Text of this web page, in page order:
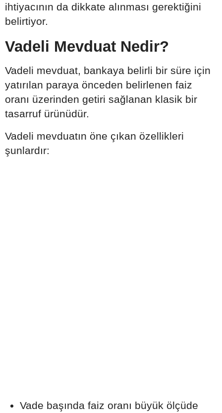
ihtiyacının da dikkate alınması gerektiğini
belirtiyor.
Vadeli Mevduat Nedir?
Vadeli mevduat, bankaya belirli bir süre için
yatırılan paraya önceden belirlenen faiz
oranı üzerinden getiri sağlanan klasik bir
tasarruf ürünüdür.
Vadeli mevduatın öne çıkan özellikleri
şunlardır:
Vade başında faiz oranı büyük ölçüde